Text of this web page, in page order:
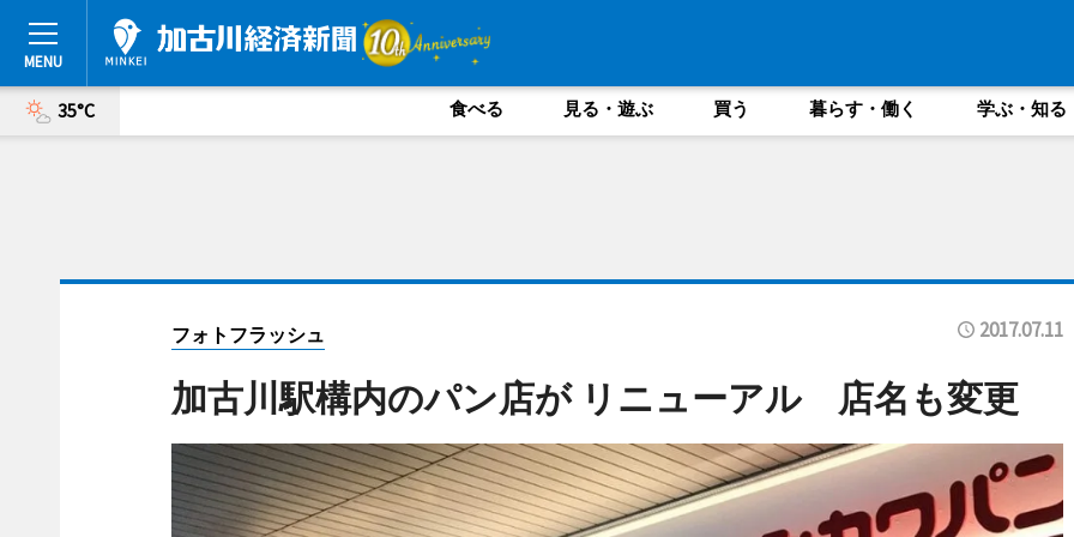
35°C 食べる 見る・遊ぶ 買う 暮らす・働く 学ぶ・知る
フォトフラッシュ 2017.07.11
加古川駅構内のパン店が リニューアル 店名も変更